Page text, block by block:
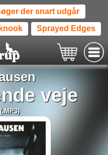
der snart udgår
Sprayed Edges
veje